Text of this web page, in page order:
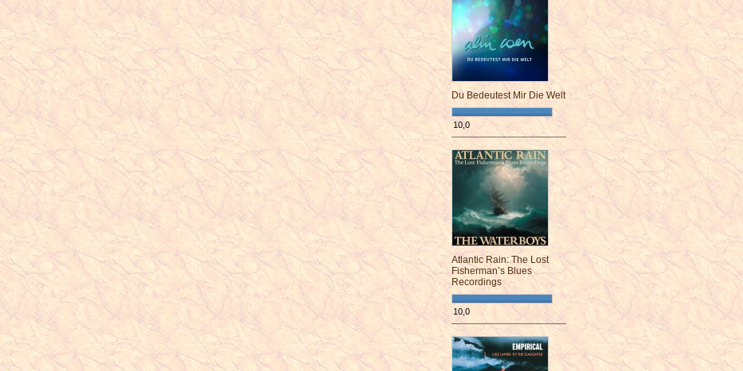
Du Bedeutest Mir Die Welt
10,0
¯¯¯¯¯¯¯¯¯¯¯¯¯¯¯¯¯¯¯¯¯¯¯¯
Atlantic Rain: The Lost
Fisherman’s Blues
Recordings
10,0
¯¯¯¯¯¯¯¯¯¯¯¯¯¯¯¯¯¯¯¯¯¯¯¯